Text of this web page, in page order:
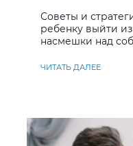
Советы и
ребенку выйти
насмешки над
ЧИТАТЬ ДАЛЕЕ